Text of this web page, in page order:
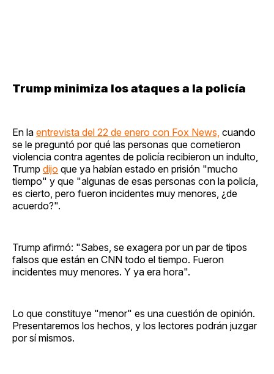
Trump minimiza los ataques a la policía
En la entrevista del 22 de enero con Fox News, cuando
se le preguntó por qué las personas que cometieron
violencia contra agentes de policía recibieron un indulto,
Trump dijo que ya habían estado en prisión "mucho
tiempo" y que "algunas de esas personas con la policía,
es cierto, pero fueron incidentes muy menores, ¿de
acuerdo?".
Trump afirmó: "Sabes, se exagera por un par de tipos
falsos que están en CNN todo el tiempo. Fueron
incidentes muy menores. Y ya era hora".
Lo que constituye "menor" es una cuestión de opinión.
Presentaremos los hechos, y los lectores podrán juzgar
por sí mismos.